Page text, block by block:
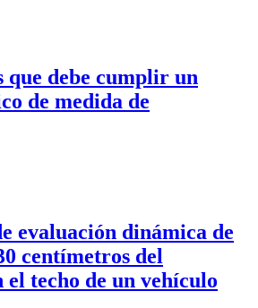
que debe cumplir un
de medida de
evaluación dinámica de
centímetros del
el techo de un vehículo